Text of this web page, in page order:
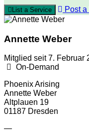
List a Service Post
Annette Weber
Mitglied seit 7. Februar
On-Demand
Phoenix Arising
Annette Weber
Altplauen 19
01187 Dresden
—